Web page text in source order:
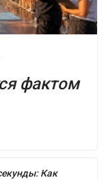
фактом
Как